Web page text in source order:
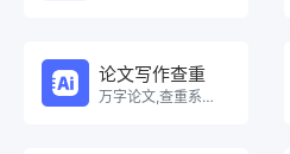
论文写作查重
万字论文,查重系统，Ai一键生成原创论文，权威查重系统，论文生成，论文写作，论文查重，论文致谢，论文。